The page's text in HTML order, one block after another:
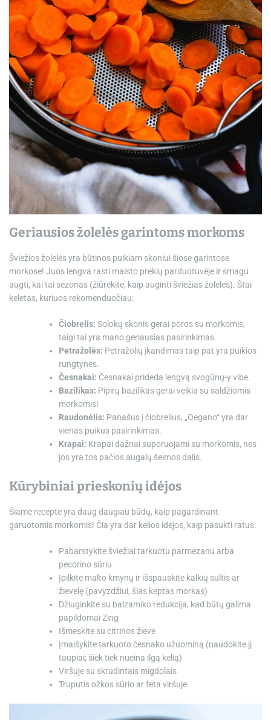
Geriausios žolelės garintoms morkoms
Šviežios žolelės yra būtinos puikiam skoniui šiose garintose
morkose! Juos lengva rasti maisto prekių parduotuvėje ir smagu
augti, kai tai sezonas (žiūrėkite, kaip auginti šviežias žoleles). Štai
keletas, kuriuos rekomenduočiau:
Čiobrelis: Solokų skonis gerai poros su morkomis,
taigi tai yra mano geriausias pasirinkimas.
Petražolės: Petražolių įkandimas taip pat yra puikios
rungtynės.
Česnakai: Česnakai prideda lengvą svogūnų-y vibe.
Bazilikas: Pipirų bazilikas gerai veikia su saldžiomis
morkomis!
Raudonėlis: Panašus į čiobrelius, „Oegano“ yra dar
vienas puikus pasirinkimas.
Krapai: Krapai dažnai suporuojami su morkomis, nes
jos yra tos pačios augalų šeimos dalis.
Kūrybiniai prieskonių idėjos
Šiame recepte yra daug daugiau būdų, kaip pagardinant
garuotomis morkomis! Čia yra dar kelios idėjos, kaip pasukti ratus:
Pabarstykite šviežiai tarkuotu parmezanu arba
pecorino sūriu
Įpilkite malto kmynų ir išspauskite kalkių sultis ar
žievelę (pavyzdžiui, šias keptas morkas)
Džiuginkite su balzamiko redukcija, kad būtų galima
papildomai Zing
Išmeskite su citrinos žieve
Įmaišykite tarkuoto česnako užuominą (naudokite jį
taupiai; šiek tiek nueina ilgą kelią)
Viršuje su skrudintais migdolais
Truputis ožkos sūrio ar feta viršuje